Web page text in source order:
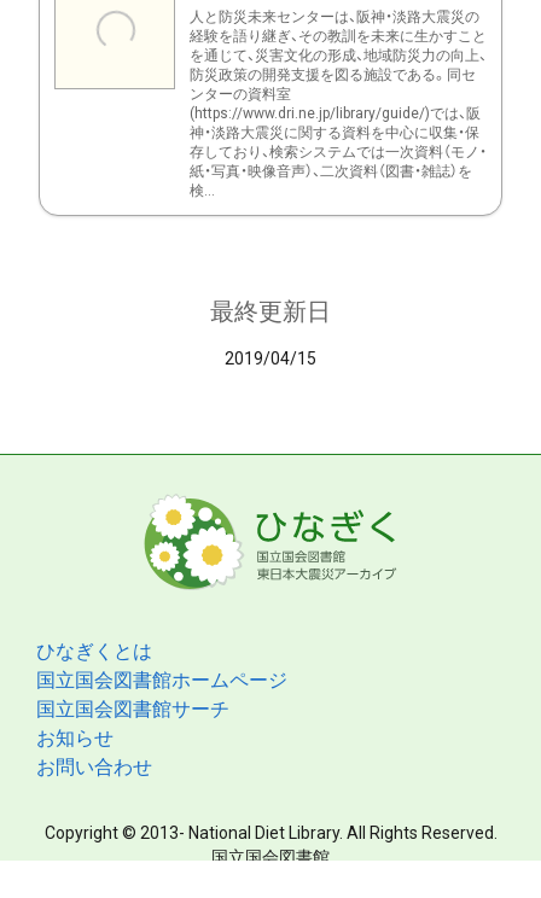
人と防災未来センターは、阪神・淡路大震災の
経験を語り継ぎ、その教訓を未来に生かすこと
を通じて、災害文化の形成、地域防災力の向上、
防災政策の開発支援を図る施設である。同セ
ンターの資料室
(https://www.dri.ne.jp/library/guide/)では、阪
神・淡路大震災に関する資料を中心に収集・保
存しており、検索システムでは一次資料（モノ・
紙・写真・映像音声）、二次資料（図書・雑誌）を
検...
最終更新日
2019/04/15
ひなぎくとは
国立国会図書館ホームページ
国立国会図書館サーチ
お知らせ
お問い合わせ
Copyright © 2013- National Diet Library. All Rights Reserved.